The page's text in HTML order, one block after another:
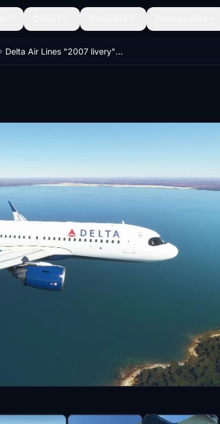
Delta Air Lines "2007 livery" Airbus A320 Neo